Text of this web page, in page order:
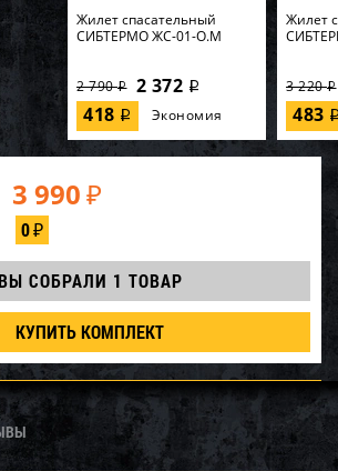
Жилет спасательный
СИБТЕРМО ЖС-01-О.M
2 790i 2 372 i
418 i Экономия
Жилет
3 220i
483
3 990 ₽
0₽
СОБРАЛИ 1 ТОВАР
КУПИТЬ КОМПЛЕКТ